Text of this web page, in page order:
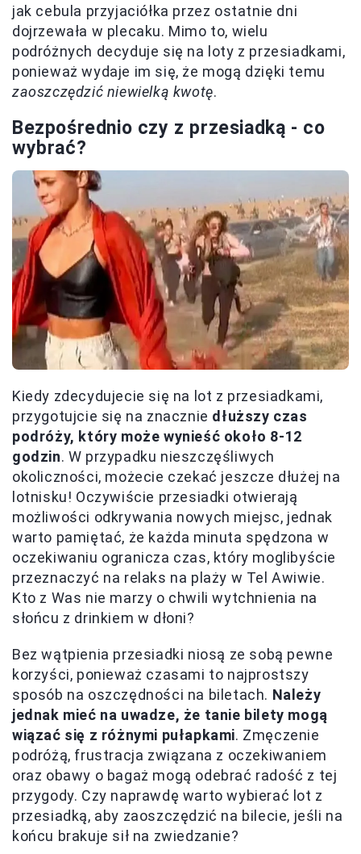
jak cebula przyjaciółka przez ostatnie dni
dojrzewała w plecaku. Mimo to, wielu
podróżnych decyduje się na loty z przesiadkami,
ponieważ wydaje im się, że mogą dzięki temu
zaoszczędzić niewielką kwotę.
Bezpośrednio czy z przesiadką - co
wybrać?
Kiedy zdecydujecie się na lot z przesiadkami,
przygotujcie się na znacznie dłuższy czas
podróży, który może wynieść około 8-12
godzin. W przypadku nieszczęśliwych
okoliczności, możecie czekać jeszcze dłużej na
lotnisku! Oczywiście przesiadki otwierają
możliwości odkrywania nowych miejsc, jednak
warto pamiętać, że każda minuta spędzona w
oczekiwaniu ogranicza czas, który moglibyście
przeznaczyć na relaks na plaży w Tel Awiwie.
Kto z Was nie marzy o chwili wytchnienia na
słońcu z drinkiem w dłoni?
Bez wątpienia przesiadki niosą ze sobą pewne
korzyści, ponieważ czasami to najprostszy
sposób na oszczędności na biletach. Należy
jednak mieć na uwadze, że tanie bilety mogą
wiązać się z różnymi pułapkami. Zmęczenie
podróżą, frustracja związana z oczekiwaniem
oraz obawy o bagaż mogą odebrać radość z tej
przygody. Czy naprawdę warto wybierać lot z
przesiadką, aby zaoszczędzić na bilecie, jeśli na
końcu brakuje sił na zwiedzanie?